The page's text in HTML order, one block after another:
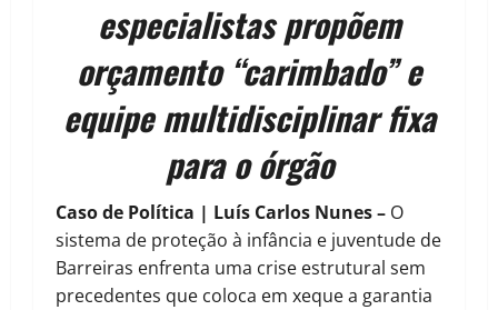
especialistas propõem
orçamento “carimbado” e
equipe multidisciplinar fixa
para o órgão
Caso de Política | Luís Carlos Nunes – O
sistema de proteção à infância e juventude de
Barreiras enfrenta uma crise estrutural sem
precedentes que coloca em xeque a garantia